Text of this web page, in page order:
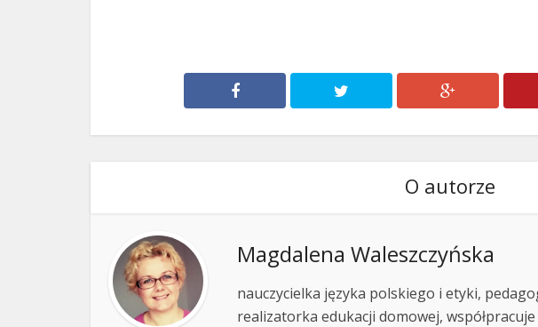
O autorze
Magdalena Waleszczyńska
nauczycielka języka polskiego i etyki,
realizatorka edukacji domowej,